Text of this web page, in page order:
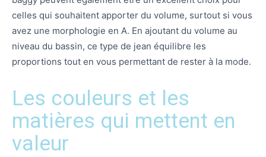
celles qui souhaitent apporter du volume, surtout si vous
avez une morphologie en A. En ajoutant du volume au
niveau du bassin, ce type de jean équilibre les
proportions tout en vous permettant de rester à la mode.
Les couleurs et les
matières qui mettent en
valeur